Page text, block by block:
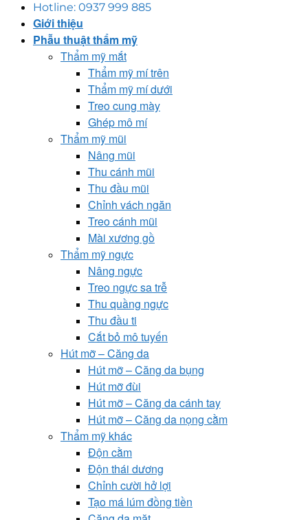
Hotline: 0937 999 885
Giới thiệu
Phẫu thuật thẩm mỹ
Thẩm mỹ mắt
Thẩm mỹ mí trên
Thẩm mỹ mí dưới
Treo cung mày
Ghép mô mí
Thẩm mỹ mũi
Nâng mũi
Thu cánh mũi
Thu đầu mũi
Chỉnh vách ngăn
Treo cánh mũi
Mài xương gồ
Thẩm mỹ ngực
Nâng ngực
Treo ngực sa trễ
Thu quầng ngực
Thu đầu ti
Cắt bỏ mô tuyến
Hút mỡ – Căng da
Hút mỡ – Căng da bụng
Hút mỡ đùi
Hút mỡ – Căng da cánh tay
Hút mỡ – Căng da nọng cằm
Thẩm mỹ khác
Độn cằm
Độn thái dương
Chỉnh cười hở lợi
Tạo má lúm đồng tiền